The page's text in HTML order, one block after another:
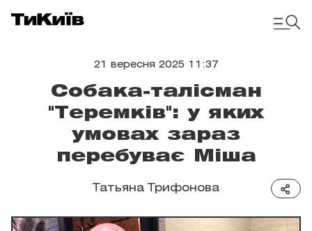
21 вересня 2025 11:37
Собака-талісман
"Теремків": у яких
умовах зараз
перебуває Міша
Татьяна Трифонова